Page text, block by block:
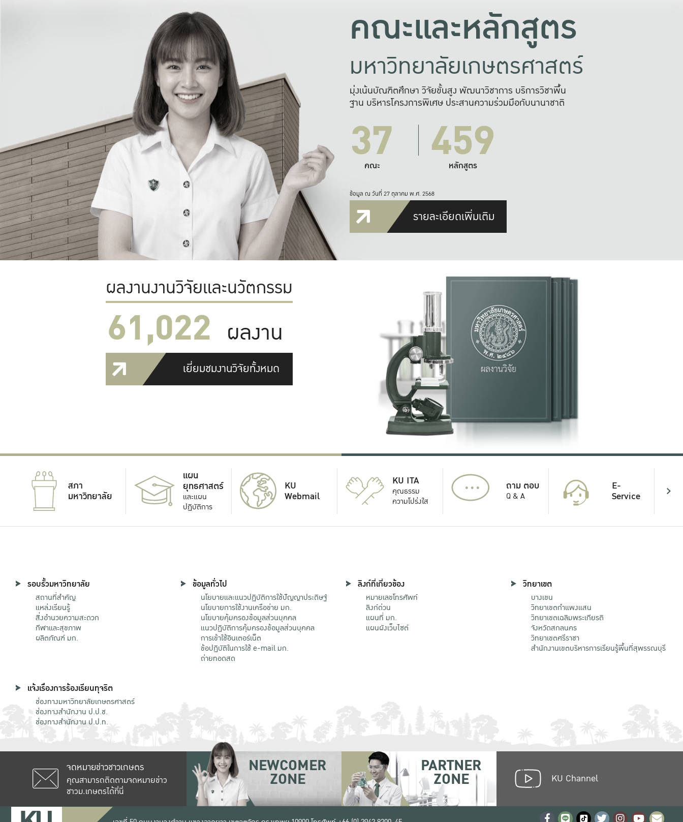
คณะและหลักสูตร
มหาวิทยาลัยเกษตรศาสตร์
มุ่งเน้นบัณฑิตศึกษา วิจัยขั้นสูง พัฒนาวิชาการ บริการวิชาพื้น
ฐาน บริหารโครงการพิเศษ ประสานความร่วมมือกับนานาชาติ
37
คณะ 459
หลักสูตร
ข้อมูล ณ วันที่ 27 ตุลาคม พ.ศ. 2568
รายละเอียดเพิ่มเติม
ผลงานงานวิจัยและนวัตกรรม
61,022 ผลงาน
เยี่ยมชมงานวิจัยทั้งหมด
สภา
มหาวิทยาลัย
แผน
ยุทธศาสตร์
และแผน
ปฏิบัติการ
KU
Webmail
KU ITA
คุณธรรม
ความโปร่งใส
... ถาม ตอบ
Q & A
E-
Service
รอบรั้วมหาวิทยาลัย
สถานที่สำคัญ
แหล่งเรียนรู้
สิ่งอำนวยความสะดวก
กีฬาและสุขภาพ
ผลิตภัณฑ์ มก.
ข้อมูลทั่วไป
นโยบายและแนวปฏิบัติการใช้ปัญญาประดิษฐ์
นโยบายการใช้งานเครือข่าย มก.
นโยบายคุ้มครองข้อมูลส่วนบุคคล
แนวปฏิบัติการคุ้มครองข้อมูลส่วนบุคคล
การเข้าใช้อินเตอร์เน็ต
ข้อปฏิบัติในการใช้ e-mail มก.
ถ่ายทอดสด
ลิงก์ที่เกี่ยวข้อง
หมายเลขโทรศัพท์
ลิงก์ด่วน
แผนที่ มก.
แผนผังเว็บไซต์
วิทยาเขต
บางเขน
วิทยาเขตกําแพงแสน
วิทยาเขตเฉลิมพระเกียรติ
จังหวัดสกลนคร
วิทยาเขตศรีราชา
สำนักงานเขตบริหารการเรียนรู้พื้นที่สุพรรณบุรี
แจ้งเรื่องการร้องเรียนทุจริต
ช่องทางมหาวิทยาลัยเกษตรศาสตร์
ช่องทางสำนักงาน ป.ป.ช.
ช่องทางสำนักงาน ป.ป.ท.
จดหมายข่าวชาวเกษตร
คุณสามารถติดตามจดหมายข่าว
ชาวม.เกษตรได้ที่นี่
NEWCOMER
ZONE
PARTNER
ZONE KU Channel